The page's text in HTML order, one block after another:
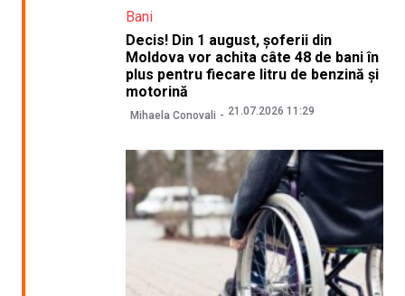
Bani
Decis! Din 1 august, șoferii din
Moldova vor achita câte 48 de bani în
plus pentru fiecare litru de benzină și
motorină
Mihaela Conovali 21.07.2026 11:29